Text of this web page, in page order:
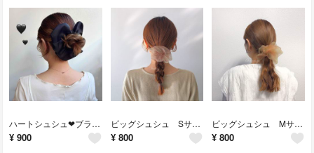
ハートシュシュ❤︎ブラック
¥ 900
ビッグシュシュ Sサイズ green×red
¥ 800
ビッグシュシュ Mサイズ Green×red
¥ 800